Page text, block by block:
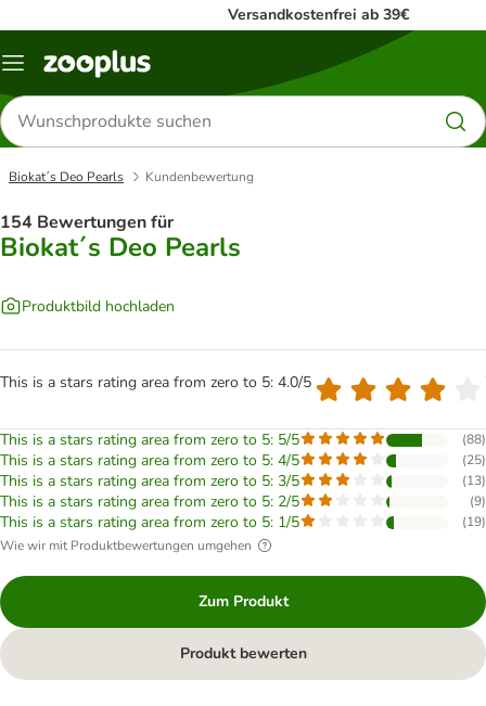
Versandkostenfrei ab 39€
Menü
Produkte
suchen
Biokat´s Deo Pearls Kundenbewertung
154 Bewertungen für
Biokat´s Deo Pearls
Produktbild hochladen
This is a stars rating area from zero to 5: 4.0/5
This is a stars rating area from zero to 5: 5/5 (88)
This is a stars rating area from zero to 5: 4/5 (25)
This is a stars rating area from zero to 5: 3/5 (13)
This is a stars rating area from zero to 5: 2/5 (9)
This is a stars rating area from zero to 5: 1/5 (19)
Wie wir mit Produktbewertungen umgehen
Zum Produkt
Produkt bewerten